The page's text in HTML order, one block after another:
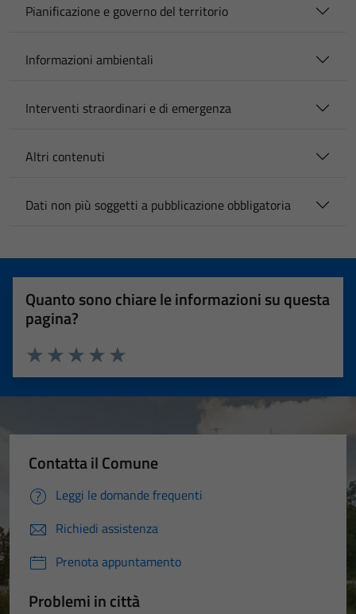
Pianificazione e governo del territorio
Informazioni ambientali
Interventi straordinari e di emergenza
Altri contenuti
Dati non più soggetti a pubblicazione obbligatoria
Quanto sono chiare le informazioni su questa
pagina?
Valuta 5 stelle su 5
Valuta 4 stelle su 5
Valuta 3 stelle su 5
Valuta 2 stelle su 5
Valuta 1 stelle su 5
Contatta il Comune
Leggi le domande frequenti
Richiedi assistenza
Prenota appuntamento
Problemi in città